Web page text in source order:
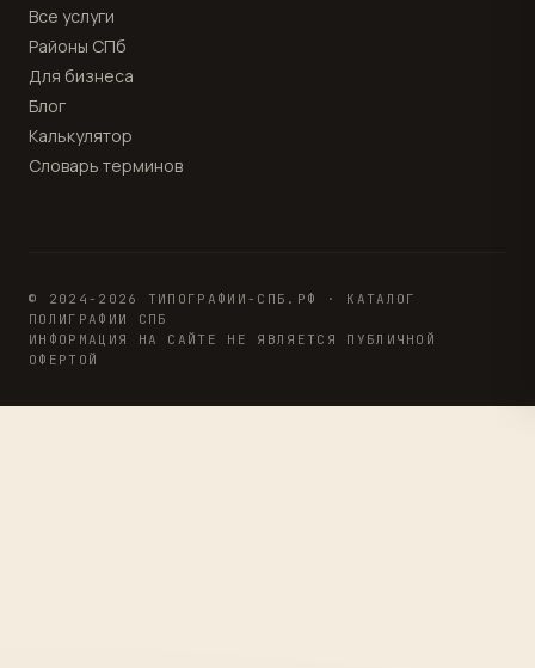
Все услуги
Районы СПб
Для бизнеса
Блог
Калькулятор
Словарь терминов
© 2024-2026 ТИПОГРАФИИ-СПБ.РФ · КАТАЛОГ
ПОЛИГРАФИИ СПБ
ИНФОРМАЦИЯ НА САЙТЕ НЕ ЯВЛЯЕТСЯ ПУБЛИЧНОЙ
ОФЕРТОЙ